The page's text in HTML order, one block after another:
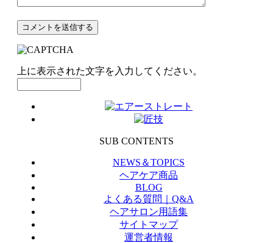
上に表示された文字を入力してください。
SUB CONTENTS
NEWS＆TOPICS
ヘアケア商品
BLOG
よくある質問｜Q&A
ヘアサロン用語集
サイトマップ
運営者情報